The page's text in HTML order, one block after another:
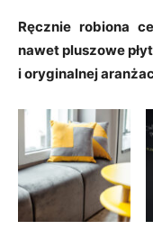
Ręcznie robiona
nawet pluszowe
i oryginalnej